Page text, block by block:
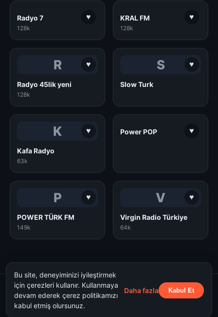
♥
Radyo 7
128k
♥
KRAL FM
128k
♥
R
Radyo 45lik yeni
128k
♥
S
Slow Turk
♥
K
Kafa Radyo
63k
♥
Power POP
♥
P
POWER TÜRK FM
149k
♥
V
Virgin Radio Türkiye
64k
Hakkımızda Gizlilik PolitikasıKullanım Şartları
Axiir - Canlı Radyo Dinle © 2026
Bu site, deneyiminizi iyileştirmek
için çerezleri kullanır. Kullanmaya
devam ederek çerez politikamızı
kabul etmiş olursunuz.
Daha fazla Kabul Et